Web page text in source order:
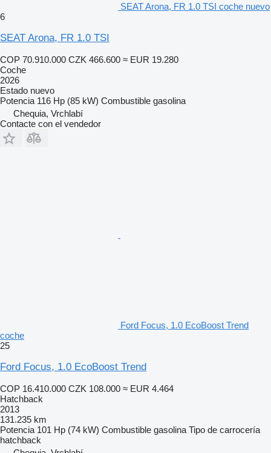
SEAT Arona, FR 1.0 TSI coche nuevo
6
SEAT Arona, FR 1.0 TSI
COP 70.910.000 CZK 466.600 ≈ EUR 19.280
Coche
2026
Estado nuevo
Potencia 116 Hp (85 kW) Combustible gasolina
Chequia, Vrchlabí
Contacte con el vendedor
Ford Focus, 1.0 EcoBoost Trend
coche
25
Ford Focus, 1.0 EcoBoost Trend
COP 16.410.000 CZK 108.000 ≈ EUR 4.464
Hatchback
2013
131.235 km
Potencia 101 Hp (74 kW) Combustible gasolina Tipo de carrocería
hatchback